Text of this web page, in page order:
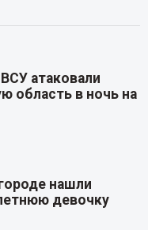
атаковали
область в ночь на
нашли
девочку